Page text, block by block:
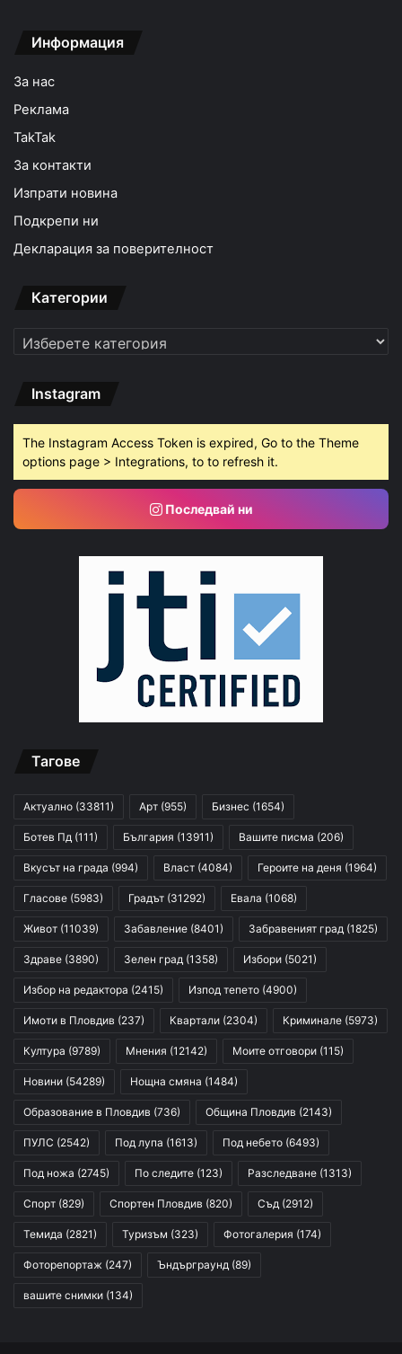
Информация
За нас
Реклама
TakTak
За контакти
Изпрати новина
Подкрепи ни
Декларация за поверителност
Категории
Категории
Instagram
The Instagram Access Token is expired, Go to the Theme
options page > Integrations, to to refresh it.
Последвай ни
Тагове
Актуално (33811) Арт (955) Бизнес (1654)
Ботев Пд (111) България (13911) Вашите писма (206)
Вкусът на града (994) Власт (4084) Героите на деня (1964)
Гласове (5983) Градът (31292) Евала (1068)
Живот (11039) Забавление (8401) Забравеният град (1825)
Здраве (3890) Зелен град (1358) Избори (5021)
Избор на редактора (2415) Изпод тепето (4900)
Имоти в Пловдив (237) Квартали (2304) Криминале (5973)
Култура (9789) Мнения (12142) Моите отговори (115)
Новини (54289) Нощна смяна (1484)
Образование в Пловдив (736) Община Пловдив (2143)
ПУЛС (2542) Под лупа (1613) Под небето (6493)
Под ножа (2745) По следите (123) Разследване (1313)
Спорт (829) Спортен Пловдив (820) Съд (2912)
Темида (2821) Туризъм (323) Фотогалерия (174)
Фоторепортаж (247) Ъндърграунд (89)
вашите снимки (134)